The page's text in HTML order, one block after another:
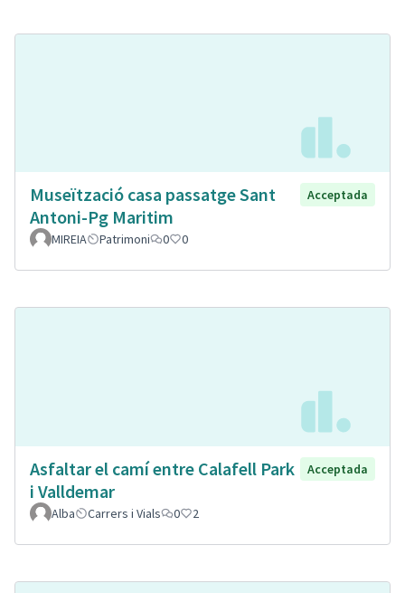
Museïtzació casa passatge Sant
Antoni-Pg Maritim
Acceptada
MIREIA Patrimoni 0 0
Asfaltar el camí entre Calafell Park
i Valldemar
Acceptada
Alba Carrers i Vials 0 2